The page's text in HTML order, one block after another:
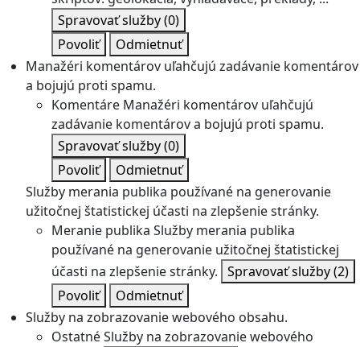
Spravovať služby(0)
Povoliť
Odmietnuť
Manažéri komentárov uľahčujú zadávanie komentárov
a bojujú proti spamu.
Komentáre Manažéri komentárov uľahčujú
zadávanie komentárov a bojujú proti spamu.
Spravovať služby(0)
Povoliť
Odmietnuť
Služby merania publika používané na generovanie
užitočnej štatistickej účasti na zlepšenie stránky.
Meranie publika Služby merania publika
používané na generovanie užitočnej štatistickej
účasti na zlepšenie stránky. Spravovať služby(2)
Povoliť
Odmietnuť
Služby na zobrazovanie webového obsahu.
OstatnéSlužby na zobrazovanie webového